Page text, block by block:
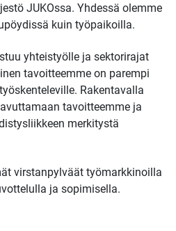
JUKOssa. Yhdessä olemme
kuin työpaikoilla.
yhteistyölle ja sektorirajat
tavoitteemme on parempi
Rakentavalla
tavoitteemme ja
merkitystä
virstanpylväät työmarkkinoilla
ja sopimisella.